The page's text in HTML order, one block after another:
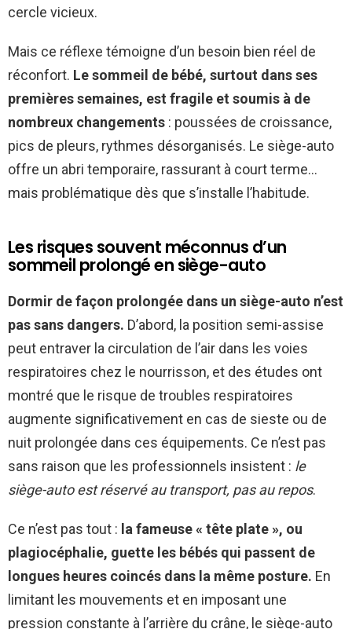
cercle vicieux.
Mais ce réflexe témoigne d’un besoin bien réel de
réconfort. Le sommeil de bébé, surtout dans ses
premières semaines, est fragile et soumis à de
nombreux changements : poussées de croissance,
pics de pleurs, rythmes désorganisés. Le siège-auto
offre un abri temporaire, rassurant à court terme…
mais problématique dès que s’installe l’habitude.
Les risques souvent méconnus d’un
sommeil prolongé en siège-auto
Dormir de façon prolongée dans un siège-auto n’est
pas sans dangers. D’abord, la position semi-assise
peut entraver la circulation de l’air dans les voies
respiratoires chez le nourrisson, et des études ont
montré que le risque de troubles respiratoires
augmente significativement en cas de sieste ou de
nuit prolongée dans ces équipements. Ce n’est pas
sans raison que les professionnels insistent : le
siège-auto est réservé au transport, pas au repos.
Ce n’est pas tout : la fameuse « tête plate », ou
plagiocéphalie, guette les bébés qui passent de
longues heures coincés dans la même posture. En
limitant les mouvements et en imposant une
pression constante à l’arrière du crâne, le siège-auto